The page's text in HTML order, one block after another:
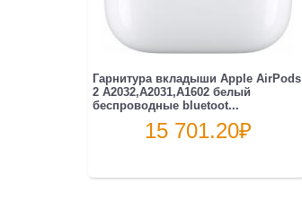
Гарнитура вкладыши Apple AirPods
2 A2032,A2031,A1602 белый
беспроводные bluetoot...
15 701.20₽